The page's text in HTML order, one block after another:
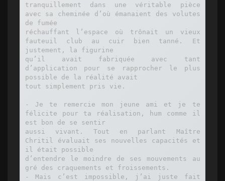
tranquillement dans une véritable pièce
avec sa cheminée d’où émanaient des volutes
de fumée
réchauffant l’espace où trônait un vieux
fauteuil club au cuir bien tanné. Et
justement, la figurine
qu’il avait fabriquée avec tant
d’application pour se rapprocher le plus
possible de la réalité avait
tout simplement pris vie.
- Je te remercie mon jeune ami et je te
félicite pour ta réalisation, hum comme il
est bon de se sentir
aussi vivant. Tout en parlant Maître
Chritil évaluait ses nouvelles capacités et
il était possible
d’entendre le moindre de ses mouvements au
gré des craquements et froissements.
- Mais c’est impossible, j’ai juste fait